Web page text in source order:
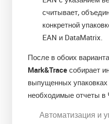
считывает,
конкретной
EAN и DataMatrix.
После в обоих
Mark&Trace собирает
выпущенных упаковках
необходимые отчеты
Автоматизация и